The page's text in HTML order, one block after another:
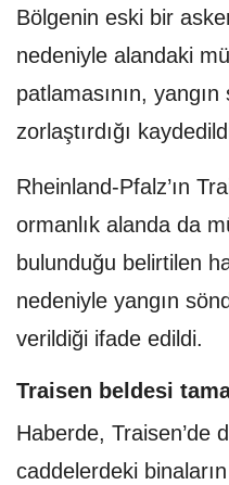
Bölgenin eski bir
nedeniyle alandaki
patlamasının, yangın
zorlaştırdığı
Rheinland-Pfalz’ın
ormanlık alanda da
bulunduğu belirtilen
nedeniyle yangın
verildiği ifade edildi.
Traisen beldesi
Haberde, Traisen’de
caddelerdeki